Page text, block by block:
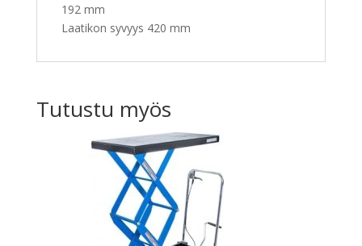
192 mm
Laatikon syvyys 420 mm
Tutustu myös